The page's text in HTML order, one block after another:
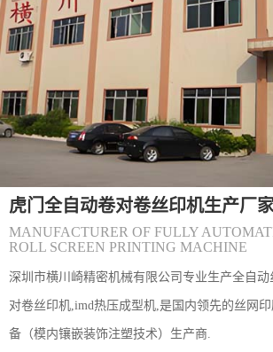
虎门全自动卷对卷丝印机生产厂
MANUFACTURER OF FULLY
ROLL SCREEN PRINTING MACHINE
深圳市横川崎精密机械有限公司专业生产全自
对卷丝印机,imd热压成型机,是国内领先的丝网
备（模内镶嵌装饰注塑技术）生产商.
(虎门)〔丝印机〕丝网印刷丝印网版怎
(虎门) 丝网印刷网版制作主要包括以下步骤
分类 直接制版法&zwnj; 工艺流程：绷网
涂布感光胶&rarr;曝光&rarr;显影&rarr;烘干
(虎门)〔丝印机〕怎么解决丝网印刷机
与工艺调整 温湿度控制&zwnj;保持车间温度
(虎门) 1、片材成型时形状要好；2、注塑前
材， 要考虑好片材的定位方式及入口方式；3、要考虑好产品的顶出